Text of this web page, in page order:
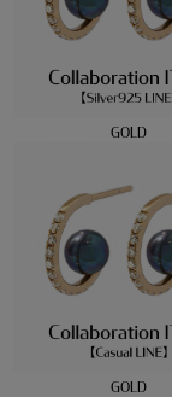
GOLD
GOLD